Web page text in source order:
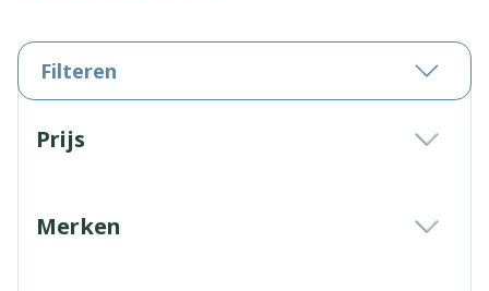
Filteren
Prijs
Merken